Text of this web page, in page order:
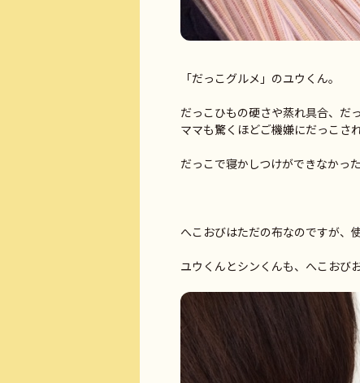
「だっこグルメ」のユウくん。
だっこひもの硬さや蒸れ具合、だ
ママも驚くほどご機嫌にだっこさ
だっこで寝かしつけができなかっ
へこおびはただの布なのですが、
ユウくんとシンくんも、へこおび